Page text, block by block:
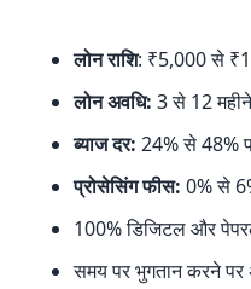
लोन राशि: ₹5,000 से
लोन अवधि: 3 से 12 महीने
ब्याज दर: 24% से 48%
प्रोसेसिंग फीस: 0% से
100% डिजिटल और
समय पर भुगतान करने पर